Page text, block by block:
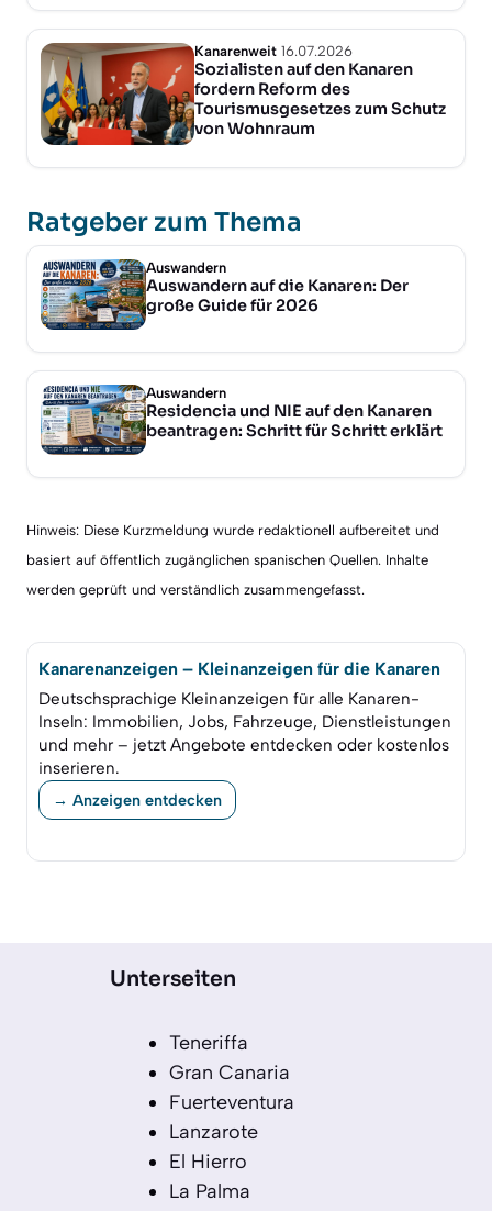
Kanarenweit 16.07.2026
Sozialisten auf den Kanaren
fordern Reform des
Tourismusgesetzes zum Schutz
von Wohnraum
Ratgeber zum Thema
Auswandern
Auswandern auf die Kanaren: Der
große Guide für 2026
Auswandern
Residencia und NIE auf den Kanaren
beantragen: Schritt für Schritt erklärt
Hinweis: Diese Kurzmeldung wurde redaktionell aufbereitet und
basiert auf öffentlich zugänglichen spanischen Quellen. Inhalte
werden geprüft und verständlich zusammengefasst.
Kanarenanzeigen – Kleinanzeigen für die Kanaren
Deutschsprachige Kleinanzeigen für alle Kanaren-
Inseln: Immobilien, Jobs, Fahrzeuge, Dienstleistungen
und mehr – jetzt Angebote entdecken oder kostenlos
inserieren.
→ Anzeigen entdecken
Unterseiten
Teneriffa
Gran Canaria
Fuerteventura
Lanzarote
El Hierro
La Palma